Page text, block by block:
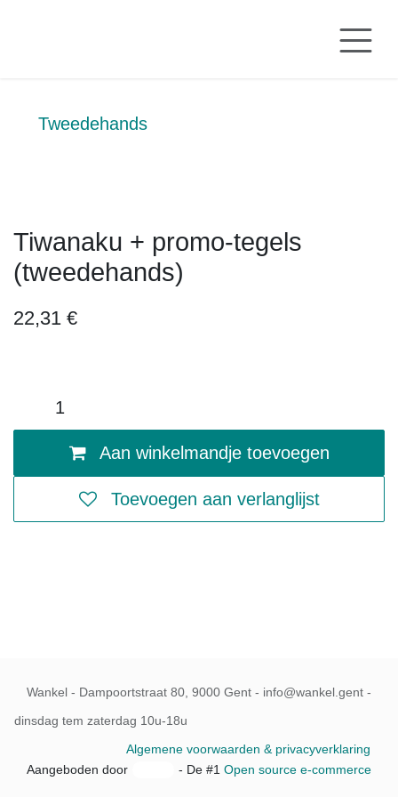
Tweedehands
Tiwanaku + promo-tegels
(tweedehands)
22,31 €
Aan winkelmandje toevoegen
Toevoegen aan verlanglijst
Wankel - Dampoortstraat 80, 9000 Gent - info@wankel.gent -
dinsdag tem zaterdag 10u-18u
Algemene voorwaarden & privacyverklaring
Aangeboden door
- De #1 Open source e-commerce